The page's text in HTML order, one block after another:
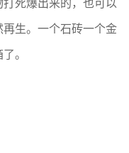
死爆出来的，也可以
生。一个石砖一个金
。